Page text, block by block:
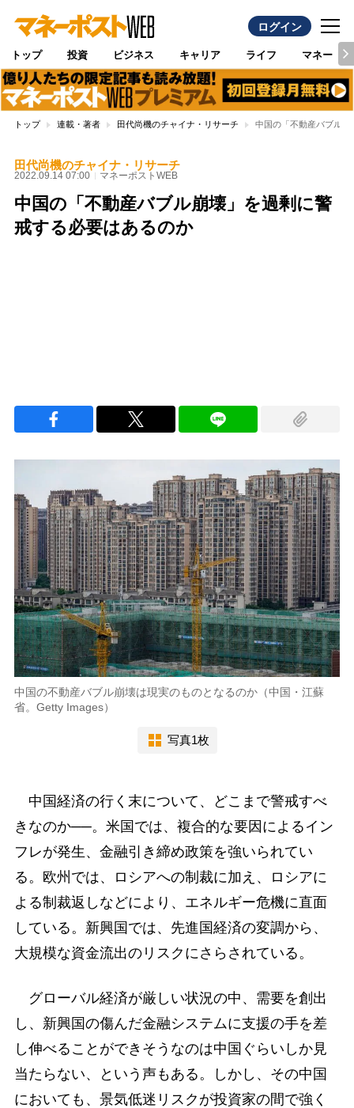
ログイン
トップ 投資 ビジネス キャリア ライフ マネー
トップ 連載・著者 田代尚機のチャイナ・リサーチ 中国の「不動産バブル
田代尚機のチャイナ・リサーチ
2022.09.14 07:00 マネーポストWEB
中国の「不動産バブル崩壊」を過剰に警
戒する必要はあるのか
中国の不動産バブル崩壊は現実のものとなるのか（中国・江蘇
省。Getty Images）
写真1枚
中国経済の行く末について、どこまで警戒すべ
きなのか──。米国では、複合的な要因によるイン
フレが発生、金融引き締め政策を強いられてい
る。欧州では、ロシアへの制裁に加え、ロシアに
よる制裁返しなどにより、エネルギー危機に直面
している。新興国では、先進国経済の変調から、
大規模な資金流出のリスクにさらされている。
グローバル経済が厳しい状況の中、需要を創出
し、新興国の傷んだ金融システムに支援の手を差
し伸べることができそうなのは中国ぐらいしか見
当たらない、という声もある。しかし、その中国
においても、景気低迷リスクが投資家の間で強く